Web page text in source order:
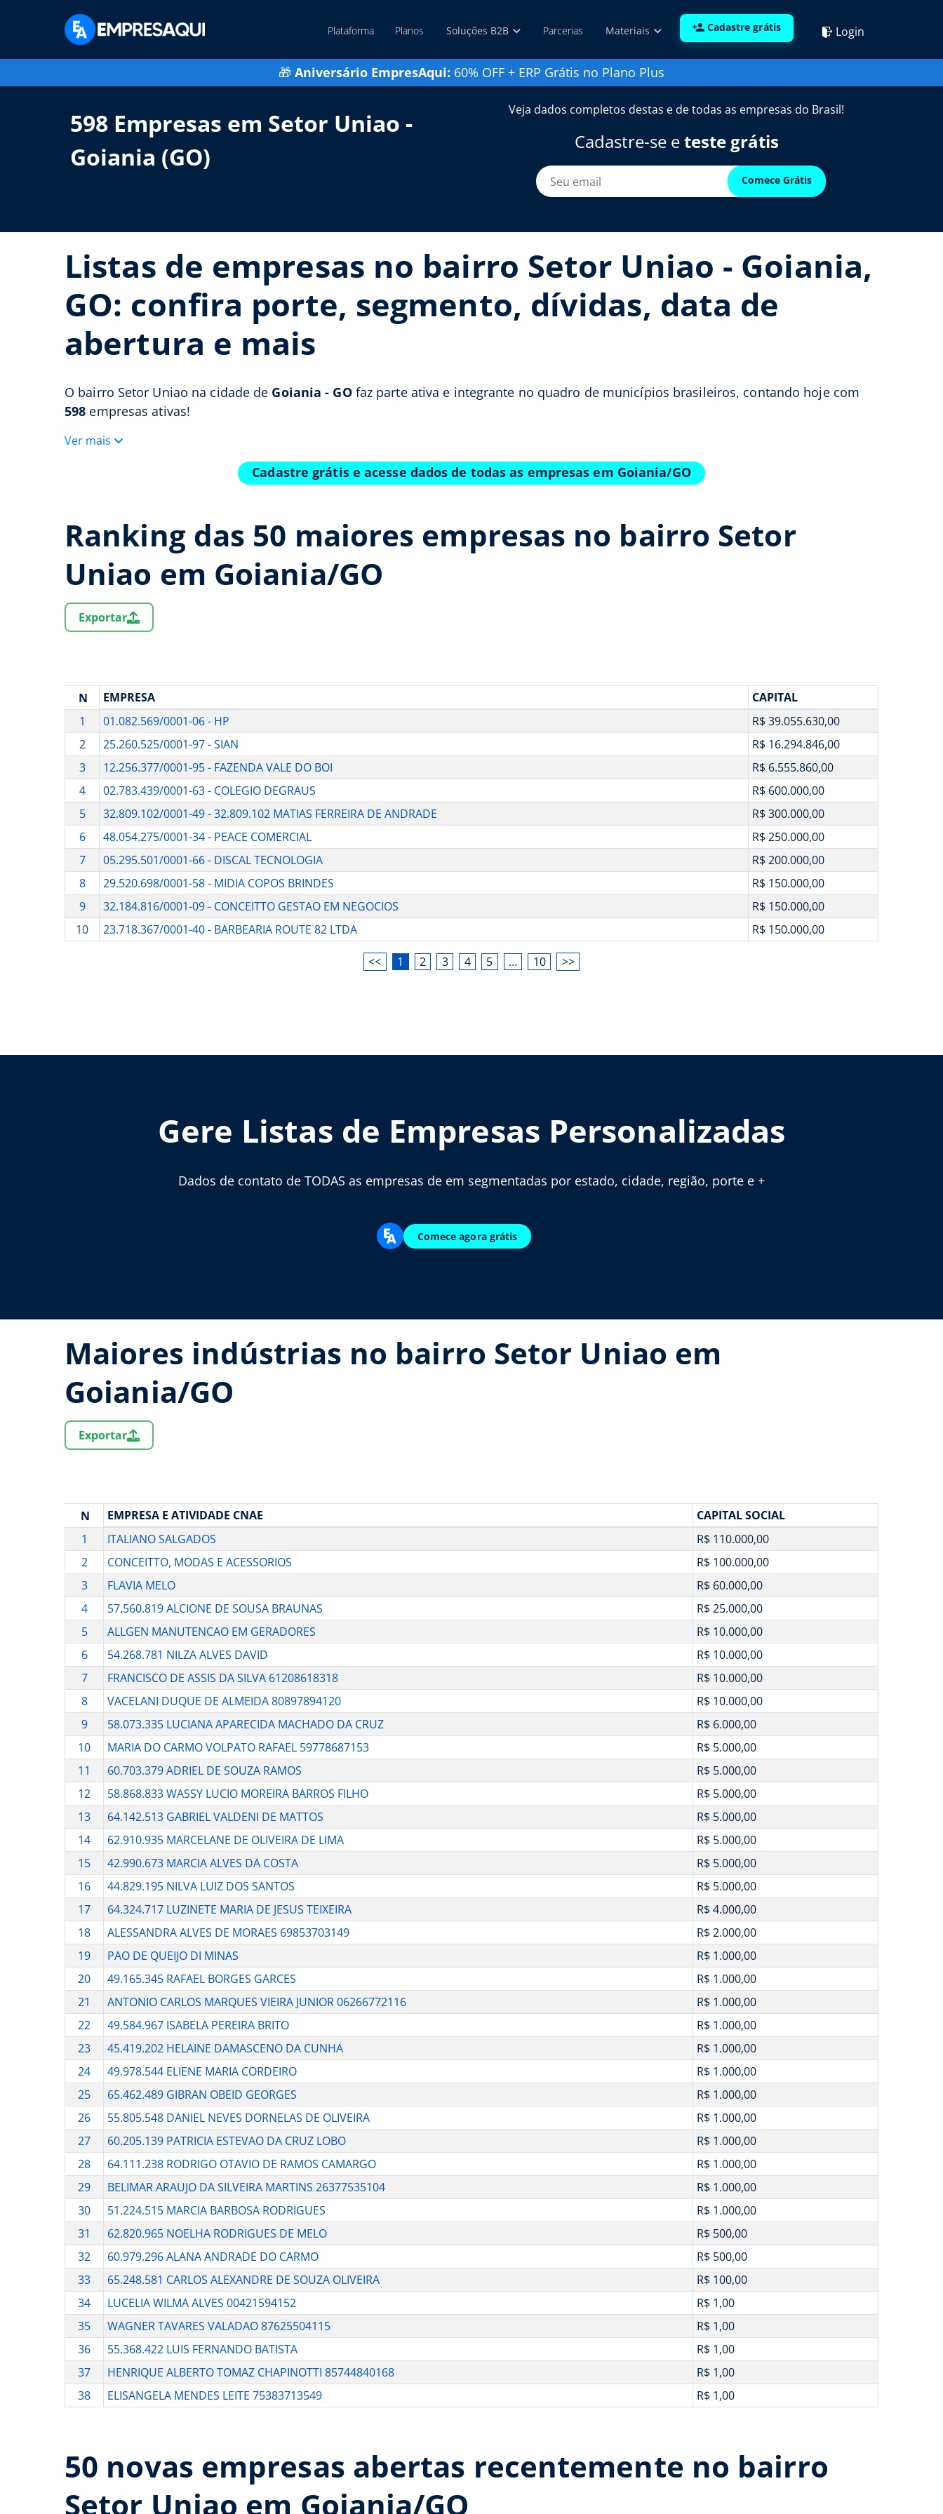
Plataforma Planos Soluções B2B Parcerias Materiais Cadastre grátis Login
🎁 Aniversário EmpresAqui: 60% OFF + ERP Grátis no Plano Plus
598 Empresas em Setor Uniao -
Goiania (GO)
Veja dados completos destas e de todas as empresas do Brasil!
Cadastre-se eteste grátis
Comece Grátis
Listas de empresas no bairro Setor Uniao - Goiania,
GO: confira porte, segmento, dívidas, data de
abertura e mais
O bairro Setor Uniao na cidade de Goiania - GOfaz parte ativa e integrante no quadro de municípios brasileiros, contando hoje com
598 empresas ativas!
Ver mais
Cadastre grátis e acesse dados de todas as empresas em Goiania/GO
Ranking das 50 maiores empresas no bairro Setor
Uniao em Goiania/GO
Exportar
N EMPRESA
CAPITAL
1
01.082.569/0001-06 - HP
R$ 39.055.630,00
2
25.260.525/0001-97 - SIAN
R$ 16.294.846,00
3
12.256.377/0001-95 - FAZENDA VALE DO BOI
R$ 6.555.860,00
4
02.783.439/0001-63 - COLEGIO DEGRAUS
R$ 600.000,00
5
32.809.102/0001-49 - 32.809.102 MATIAS FERREIRA DE ANDRADE
R$ 300.000,00
6
48.054.275/0001-34 - PEACE COMERCIAL
R$ 250.000,00
7
05.295.501/0001-66 - DISCAL TECNOLOGIA
R$ 200.000,00
8
29.520.698/0001-58 - MIDIA COPOS BRINDES
R$ 150.000,00
9
32.184.816/0001-09 - CONCEITTO GESTAO EM NEGOCIOS
R$ 150.000,00
10
23.718.367/0001-40 - BARBEARIA ROUTE 82 LTDA R$ 150.000,00
<< 1 2 3 4 5 … 10 >>
Gere Listas de Empresas Personalizadas
Dados de contato de TODAS as empresas de em segmentadas por estado, cidade, região, porte e +
Comece agora grátis
Maiores indústrias no bairro Setor Uniao em
Goiania/GO
Exportar
N EMPRESA E ATIVIDADE CNAE
CAPITAL SOCIAL
1
ITALIANO SALGADOS
R$ 110.000,00
2
CONCEITTO, MODAS E ACESSORIOS
R$ 100.000,00
3
FLAVIA MELO
R$ 60.000,00
4
57.560.819 ALCIONE DE SOUSA BRAUNAS
R$ 25.000,00
5
ALLGEN MANUTENCAO EM GERADORES
R$ 10.000,00
6
54.268.781 NILZA ALVES DAVID
R$ 10.000,00
7
FRANCISCO DE ASSIS DA SILVA 61208618318
R$ 10.000,00
8
VACELANI DUQUE DE ALMEIDA 80897894120
R$ 10.000,00
9
58.073.335 LUCIANA APARECIDA MACHADO DA CRUZ
R$ 6.000,00
10
MARIA DO CARMO VOLPATO RAFAEL 59778687153
R$ 5.000,00
11
60.703.379 ADRIEL DE SOUZA RAMOS
R$ 5.000,00
12
58.868.833 WASSY LUCIO MOREIRA BARROS FILHO
R$ 5.000,00
13
64.142.513 GABRIEL VALDENI DE MATTOS
R$ 5.000,00
14
62.910.935 MARCELANE DE OLIVEIRA DE LIMA
R$ 5.000,00
15
42.990.673 MARCIA ALVES DA COSTA
R$ 5.000,00
16
44.829.195 NILVA LUIZ DOS SANTOS
R$ 5.000,00
17
64.324.717 LUZINETE MARIA DE JESUS TEIXEIRA
R$ 4.000,00
18
ALESSANDRA ALVES DE MORAES 69853703149
R$ 2.000,00
19
PAO DE QUEIJO DI MINAS
R$ 1.000,00
20
49.165.345 RAFAEL BORGES GARCES
R$ 1.000,00
21
ANTONIO CARLOS MARQUES VIEIRA JUNIOR 06266772116
R$ 1.000,00
22
49.584.967 ISABELA PEREIRA BRITO
R$ 1.000,00
23
45.419.202 HELAINE DAMASCENO DA CUNHA
R$ 1.000,00
24
49.978.544 ELIENE MARIA CORDEIRO
R$ 1.000,00
25
65.462.489 GIBRAN OBEID GEORGES
R$ 1.000,00
26
55.805.548 DANIEL NEVES DORNELAS DE OLIVEIRA
R$ 1.000,00
27
60.205.139 PATRICIA ESTEVAO DA CRUZ LOBO
R$ 1.000,00
28
64.111.238 RODRIGO OTAVIO DE RAMOS CAMARGO
R$ 1.000,00
29
BELIMAR ARAUJO DA SILVEIRA MARTINS 26377535104
R$ 1.000,00
30
51.224.515 MARCIA BARBOSA RODRIGUES
R$ 1.000,00
31
62.820.965 NOELHA RODRIGUES DE MELO
R$ 500,00
32
60.979.296 ALANA ANDRADE DO CARMO
R$ 500,00
33
65.248.581 CARLOS ALEXANDRE DE SOUZA OLIVEIRA
R$ 100,00
34
LUCELIA WILMA ALVES 00421594152
R$ 1,00
35
WAGNER TAVARES VALADAO 87625504115
R$ 1,00
36
55.368.422 LUIS FERNANDO BATISTA
R$ 1,00
37
HENRIQUE ALBERTO TOMAZ CHAPINOTTI 85744840168
R$ 1,00
38
ELISANGELA MENDES LEITE 75383713549 R$ 1,00
50 novas empresas abertas recentemente no bairro
Setor Uniao em Goiania/GO